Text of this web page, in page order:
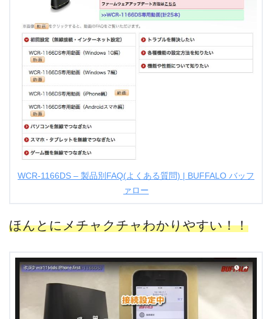
WCR-1166DS – 製品別FAQ(よくある質問) | BUFFALO バッフ
ァロー
ほんとにメチャクチャわかりやすい！！